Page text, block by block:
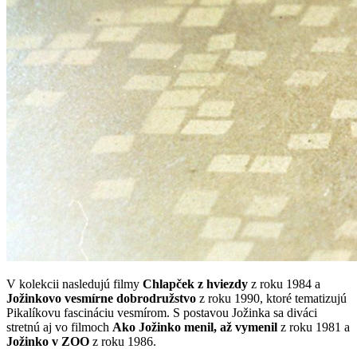
V kolekcii nasledujú filmy Chlapček z hviezdy z roku 1984 a
Jožinkovo vesmírne dobrodružstvo z roku 1990, ktoré tematizujú
Pikalíkovu fascináciu vesmírom. S postavou Jožinka sa diváci
stretnú aj vo filmoch Ako Jožinko menil, až vymenil z roku 1981 a
Jožinko v ZOO z roku 1986.